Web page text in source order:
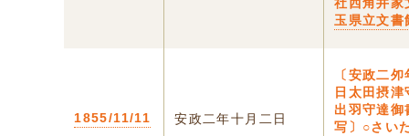
社西角井
玉県立文書
1855/11/11 安政二年十月二日
〔安政二
日太田摂
出羽守達御
写〕○さい